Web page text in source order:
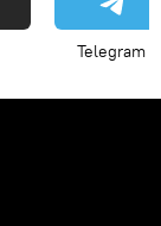
Telegram